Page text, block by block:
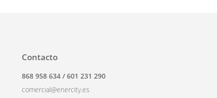
Contacto
868 958 634 / 601 231 290
comercial@enercity.es